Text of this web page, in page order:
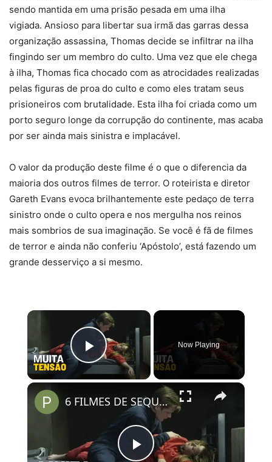
sendo mantida em uma prisão pesada em uma ilha
vigiada. Ansioso para libertar sua irmã das garras dessa
organização assassina, Thomas decide se infiltrar na ilha
fingindo ser um membro do culto. Uma vez que ele chega
à ilha, Thomas fica chocado com as atrocidades realizadas
pelas figuras de proa do culto e como eles tratam seus
prisioneiros com brutalidade. Esta ilha foi criada como um
porto seguro longe da corrupção do continente, mas acaba
por ser ainda mais sinistra e implacável.
O valor da produção deste filme é o que o diferencia da
maioria dos outros filmes de terror. O roteirista e diretor
Gareth Evans evoca brilhantemente este pedaço de terra
sinistro onde o culto opera e nos mergulha nos reinos
mais sombrios de sua imaginação. Se você é fã de filmes
de terror e ainda não conferiu ‘Apóstolo’, está fazendo um
grande desserviço a si mesmo.
×
Play Video
Now Playing
×
6 FILMES DE SEQUESTRO PARA ASSISTIR NA NETFLIX